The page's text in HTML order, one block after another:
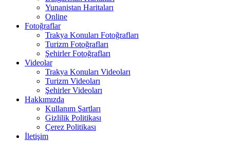
Yunanistan Haritaları
Online
Fotoğraflar
Trakya Konuları Fotoğrafları
Turizm Fotoğrafları
Şehirler Fotoğrafları
Videolar
Trakya Konuları Videoları
Turizm Videoları
Şehirler Videoları
Hakkımızda
Kullanım Şartları
Gizlilik Politikası
Çerez Politikası
İletişim